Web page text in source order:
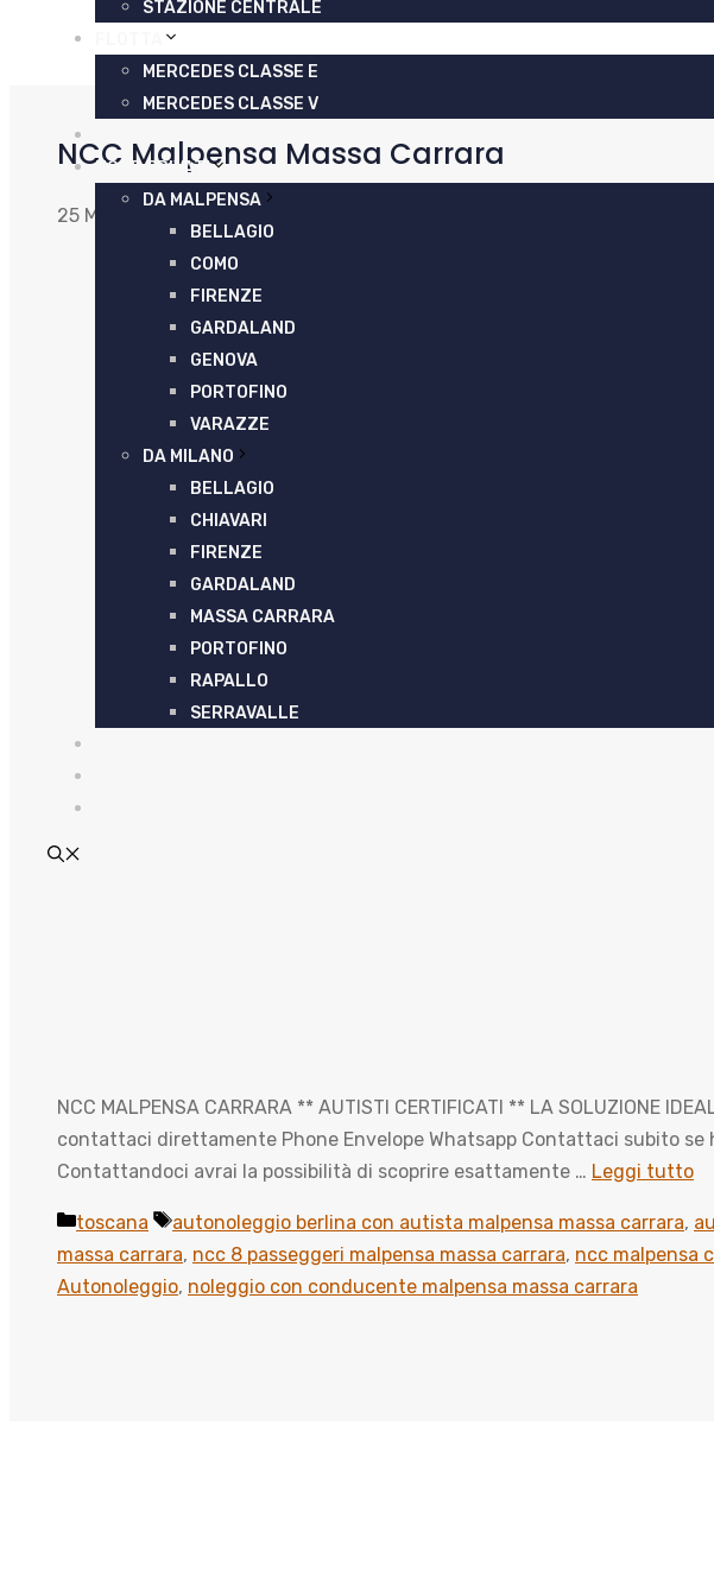
STAZIONE CENTRALE
MERCEDES CLASSE E
MERCEDES CLASSE V
TOUR PRIVATI
DA MALPENSA
BELLAGIO
COMO
FIRENZE
GARDALAND
GENOVA
PORTOFINO
VARAZZE
DA MILANO
BELLAGIO
CHIAVARI
FIRENZE
GARDALAND
MASSA CARRARA
PORTOFINO
RAPALLO
SERRAVALLE
NCC Malpensa Massa Carrara
25 Maggio 2025
NCC MALPENSA CARRARA ** AUTISTI CERTIFICATI ** LA SOLUZIONE
contattaci direttamente Phone Envelope Whatsapp Contattaci subito se
Contattandoci avrai la possibilità di scoprire esattamente … Leggi tutto
Categorie
toscana Tag
autonoleggio berlina con autista malpensa massa carrara,
massa carrara, ncc 8 passeggeri malpensa massa carrara, ncc malpensa
Autonoleggio, noleggio con conducente malpensa massa carrara